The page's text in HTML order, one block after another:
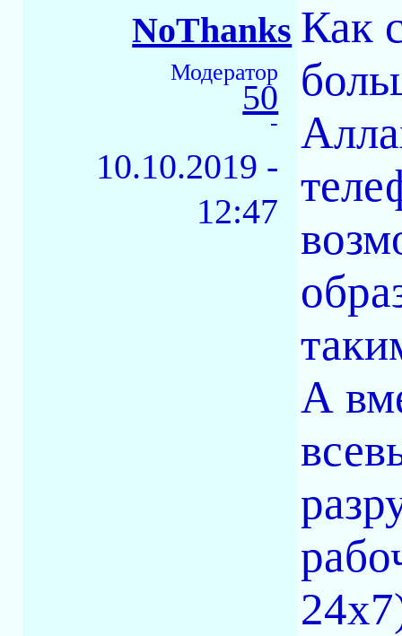
NoThanks
Модератор
50
-
10.10.2019 -
12:47
Как
А